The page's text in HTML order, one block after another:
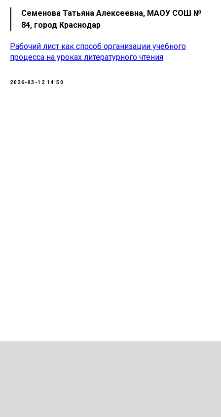
Семенова Татьяна Алексеевна, МАОУ СОШ №
84, город Краснодар
Рабочий лист как способ организации учебного
процесса на уроках литературного чтения
2026-03-12 14:50